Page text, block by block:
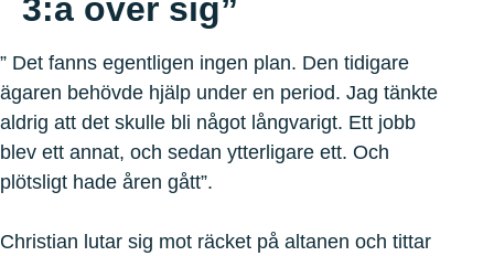
3:a över sig”
” Det fanns egentligen ingen plan. Den tidigare
ägaren behövde hjälp under en period. Jag tänkte
aldrig att det skulle bli något långvarigt. Ett jobb
blev ett annat, och sedan ytterligare ett. Och
plötsligt hade åren gått”.
Christian lutar sig mot räcket på altanen och tittar